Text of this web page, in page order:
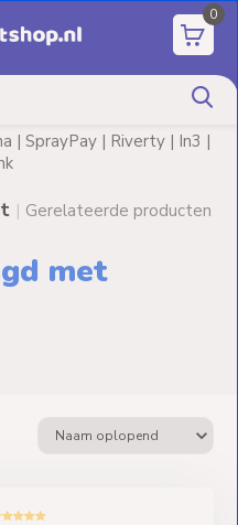
0
| SprayPay | Riverty | In3 |
| Gerelateerde producten
met